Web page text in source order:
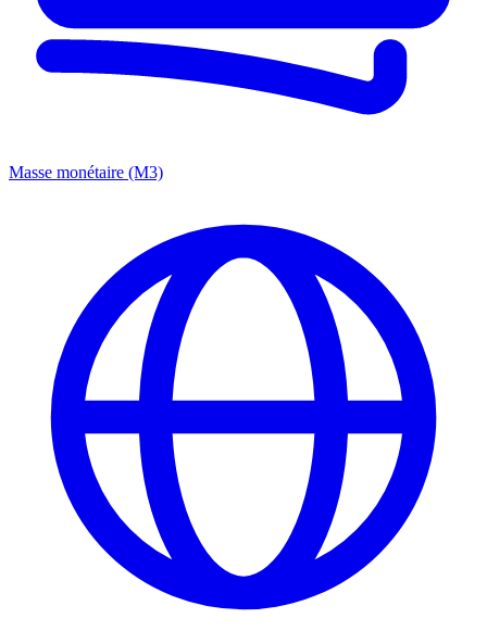
Masse monétaire (M3)